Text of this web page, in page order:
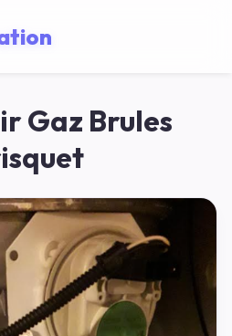
Gaz Brules